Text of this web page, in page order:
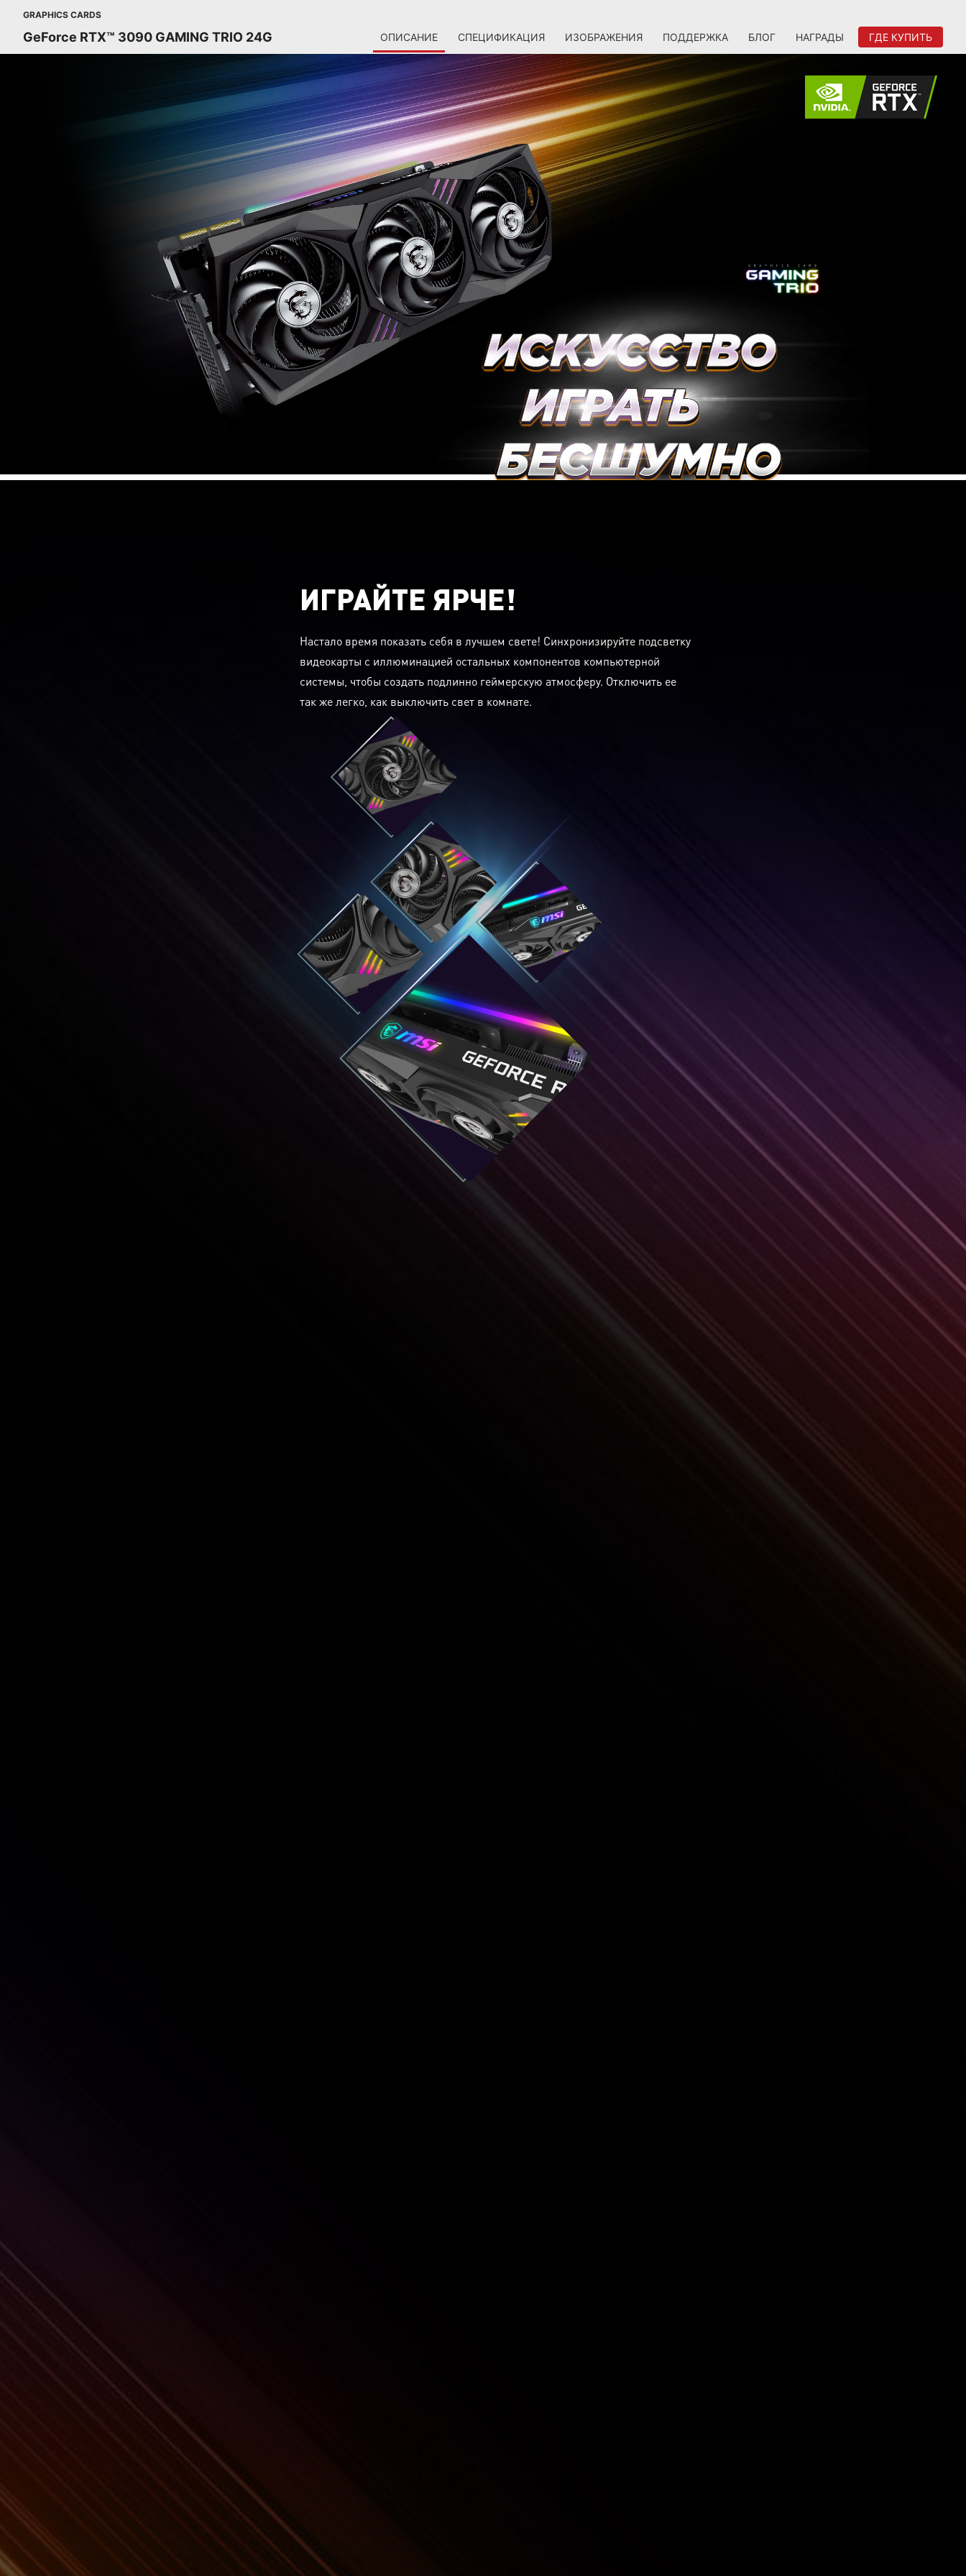
GRAPHICS CARDS
GeForce RTX™ 3090 GAMING TRIO 24G ОПИСАНИЕ СПЕЦИФИКАЦИЯ ИЗОБРАЖЕНИЯ ПОДДЕРЖКА БЛОГ НАГРАДЫ ГДЕ КУПИТЬ
ИГРАЙТЕ ЯРЧЕ!
Настало время показать себя в лучшем свете! Синхронизируйте подсветку
видеокарты с иллюминацией остальных компонентов компьютерной
системы, чтобы создать подлинно геймерскую атмосферу. Отключить ее
так же легко, как выключить свет в комнате.